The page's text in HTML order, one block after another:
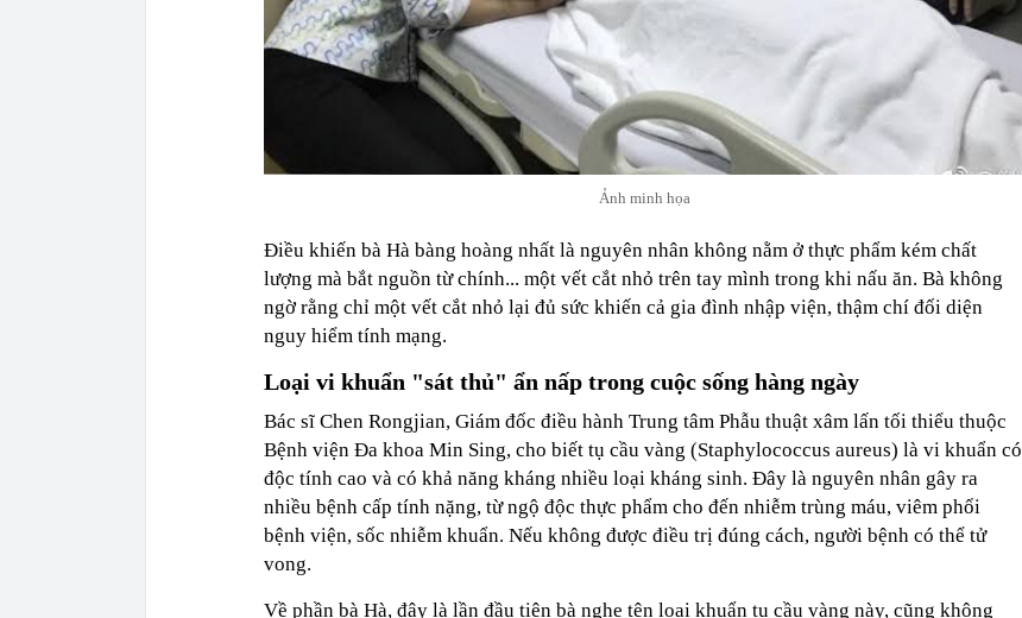
Ảnh minh họa
Điều khiến bà Hà bàng hoàng nhất là nguyên nhân không nằm ở thực phẩm kém chất
lượng mà bắt nguồn từ chính... một vết cắt nhỏ trên tay mình trong khi nấu ăn. Bà không
ngờ rằng chỉ một vết cắt nhỏ lại đủ sức khiến cả gia đình nhập viện, thậm chí đối diện
nguy hiểm tính mạng.
Loại vi khuẩn "sát thủ" ẩn nấp trong cuộc sống hàng ngày
Bác sĩ Chen Rongjian, Giám đốc điều hành Trung tâm Phẫu thuật xâm lấn tối thiểu thuộc
Bệnh viện Đa khoa Min Sing, cho biết tụ cầu vàng (Staphylococcus aureus) là vi khuẩn có
độc tính cao và có khả năng kháng nhiều loại kháng sinh. Đây là nguyên nhân gây ra
nhiều bệnh cấp tính nặng, từ ngộ độc thực phẩm cho đến nhiễm trùng máu, viêm phổi
bệnh viện, sốc nhiễm khuẩn. Nếu không được điều trị đúng cách, người bệnh có thể tử
vong.
Về phần bà Hà, đây là lần đầu tiên bà nghe tên loại khuẩn tụ cầu vàng này, cũng không